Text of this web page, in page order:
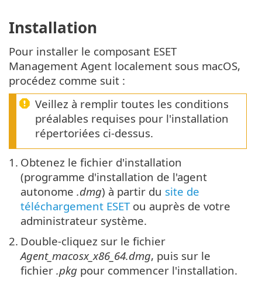
Installation
Pour installer le composant ESET
Management Agent localement sous macOS,
procédez comme suit :
Veillez à remplir toutes les conditions
préalables requises pour l'installation
répertoriées ci-dessus.
1. Obtenez le fichier d'installation
(programme d'installation de l'agent
autonome .dmg) à partir du site de
téléchargement ESETou auprès de votre
administrateur système.
2. Double-cliquez sur le fichier
Agent_macosx_x86_64.dmg, puis sur le
fichier .pkg pour commencer l'installation.